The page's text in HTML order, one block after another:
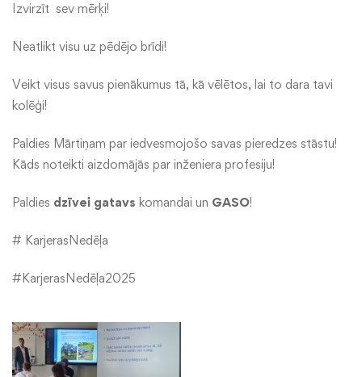
Izvirzīt sev mērķi!
Neatlikt visu uz pēdējo brīdi!
Veikt visus savus pienākumus tā, kā vēlētos, lai to dara tavi
kolēģi!
Paldies Mārtiņam par iedvesmojošo savas pieredzes stāstu!
Kāds noteikti aizdomājās par inženiera profesiju!
Paldies dzīvei gatavs komandai un GASO!
# KarjerasNedēļa
#KarjerasNedēļa2025